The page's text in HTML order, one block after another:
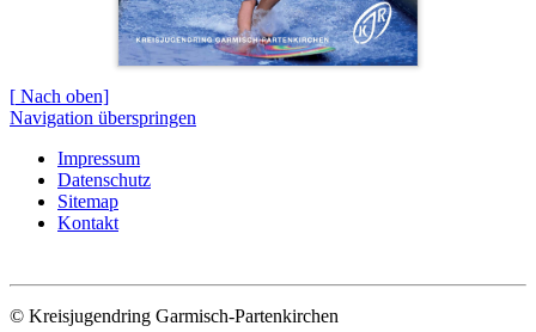
[ Nach oben]
Navigation überspringen
Impressum
Datenschutz
Sitemap
Kontakt
© Kreisjugendring Garmisch-Partenkirchen